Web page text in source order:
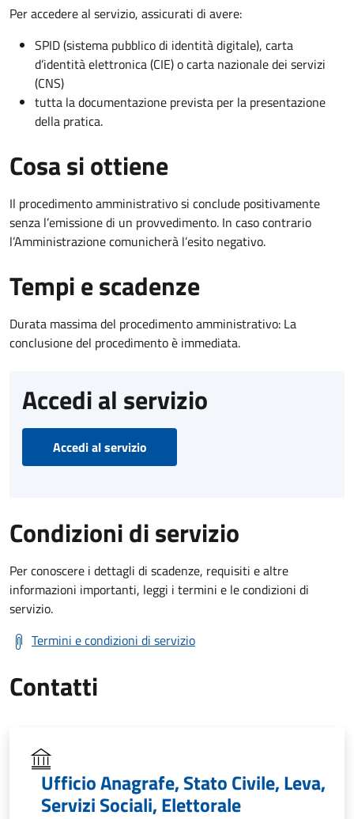
Per accedere al servizio, assicurati di avere:
SPID (sistema pubblico di identità digitale), carta
d’identità elettronica (CIE) o carta nazionale dei servizi
(CNS)
tutta la documentazione prevista per la presentazione
della pratica.
Cosa si ottiene
Il procedimento amministrativo si conclude positivamente
senza l’emissione di un provvedimento. In caso contrario
l’Amministrazione comunicherà l’esito negativo.
Tempi e scadenze
Durata massima del procedimento amministrativo: La
conclusione del procedimento è immediata.
Accedi al servizio
Accedi al servizio
Condizioni di servizio
Per conoscere i dettagli di scadenze, requisiti e altre
informazioni importanti, leggi i termini e le condizioni di
servizio.
Termini e condizioni di servizio
Contatti
Ufficio Anagrafe, Stato Civile, Leva,
Servizi Sociali, Elettorale